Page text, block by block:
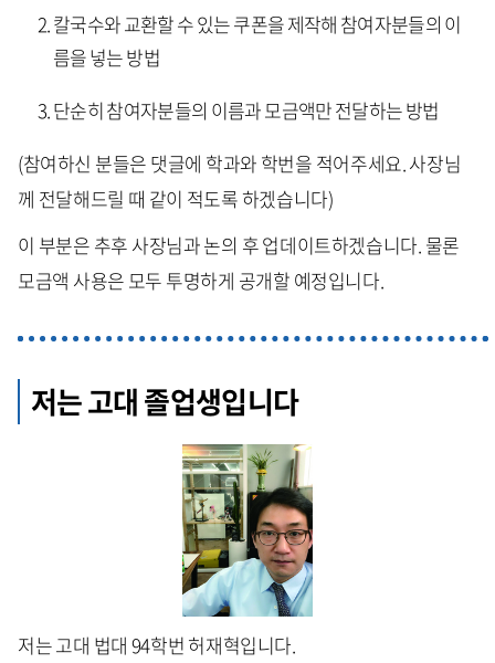
칼국수와 교환할 수 있는 쿠폰을 제작해 참여자분들의 이
름을 넣는 방법
단순히 참여자분들의 이름과 모금액만 전달하는 방법
(참여하신 분들은 댓글에 학과와 학번을 적어주세요. 사장님
께 전달해드릴 때 같이 적도록 하겠습니다)
이 부분은 추후 사장님과 논의 후 업데이트하겠습니다. 물론
모금액 사용은 모두 투명하게 공개할 예정입니다.
저는 고대 졸업생입니다
저는 고대 법대 94학번 허재혁입니다.